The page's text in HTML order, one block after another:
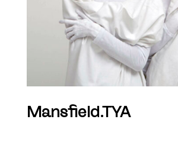
Mansfield.TYA